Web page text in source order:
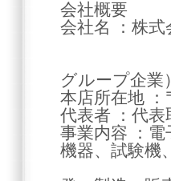
会社概要
会社名 ：株
（東証
株式会
グループ企業）
本店所在地 ：
代表者 ：代
事業内容 ：
機器、試験機、
工業計測